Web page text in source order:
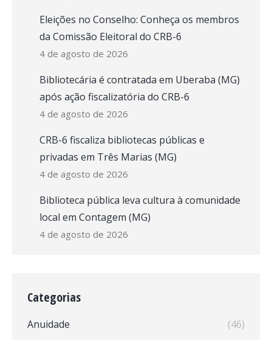
Eleições no Conselho: Conheça os membros
da Comissão Eleitoral do CRB-6
4 de agosto de 2026
Bibliotecária é contratada em Uberaba (MG)
após ação fiscalizatória do CRB-6
4 de agosto de 2026
CRB-6 fiscaliza bibliotecas públicas e
privadas em Três Marias (MG)
4 de agosto de 2026
Biblioteca pública leva cultura à comunidade
local em Contagem (MG)
4 de agosto de 2026
Categorias
Anuidade
(46)